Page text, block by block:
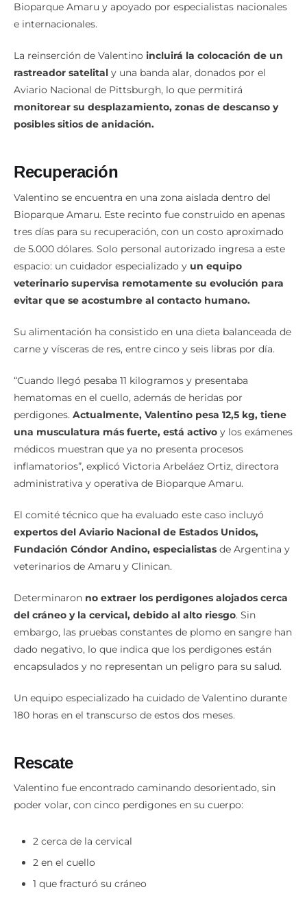
Bioparque Amaru y apoyado por especialistas nacionales
e internacionales.
La reinserción de Valentino incluirá la colocación de un
rastreador satelital y una banda alar, donados por el
Aviario Nacional de Pittsburgh, lo que permitirá
monitorear su desplazamiento, zonas de descanso y
posibles sitios de anidación.
Recuperación
Valentino se encuentra en una zona aislada dentro del
Bioparque Amaru. Este recinto fue construido en apenas
tres días para su recuperación, con un costo aproximado
de 5.000 dólares. Solo personal autorizado ingresa a este
espacio: un cuidador especializado y un equipo
veterinario supervisa remotamente su evolución para
evitar que se acostumbre al contacto humano.
Su alimentación ha consistido en una dieta balanceada de
carne y vísceras de res, entre cinco y seis libras por día.
“Cuando llegó pesaba 11 kilogramos y presentaba
hematomas en el cuello, además de heridas por
perdigones. Actualmente, Valentino pesa 12,5 kg, tiene
una musculatura más fuerte, está activo y los exámenes
médicos muestran que ya no presenta procesos
inflamatorios”, explicó Victoria Arbeláez Ortiz, directora
administrativa y operativa de Bioparque Amaru.
El comité técnico que ha evaluado este caso incluyó
expertos del Aviario Nacional de Estados Unidos,
Fundación Cóndor Andino, especialistas de Argentina y
veterinarios de Amaru y Clinican.
Determinaron no extraer los perdigones alojados cerca
del cráneo y la cervical, debido al alto riesgo. Sin
embargo, las pruebas constantes de plomo en sangre han
dado negativo, lo que indica que los perdigones están
encapsulados y no representan un peligro para su salud.
Un equipo especializado ha cuidado de Valentino durante
180 horas en el transcurso de estos dos meses.
Rescate
Valentino fue encontrado caminando desorientado, sin
poder volar, con cinco perdigones en su cuerpo:
2 cerca de la cervical
2 en el cuello
1 que fracturó su cráneo